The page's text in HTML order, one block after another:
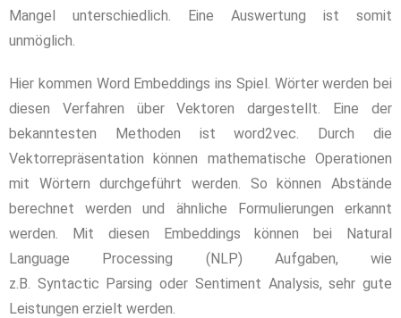
Mangel unterschiedlich. Eine Auswertung ist somit
unmöglich.
Hier kommen Word Embeddings ins Spiel. Wörter werden bei
diesen Verfahren über Vektoren dargestellt. Eine der
bekanntesten Methoden ist word2vec. Durch die
Vektorrepräsentation können mathematische Operationen
mit Wörtern durchgeführt werden. So können Abstände
berechnet werden und ähnliche Formulierungen erkannt
werden. Mit diesen Embeddings können bei Natural
Language Processing (NLP) Aufgaben, wie
z.B. Syntactic Parsing oder Sentiment Analysis, sehr gute
Leistungen erzielt werden.